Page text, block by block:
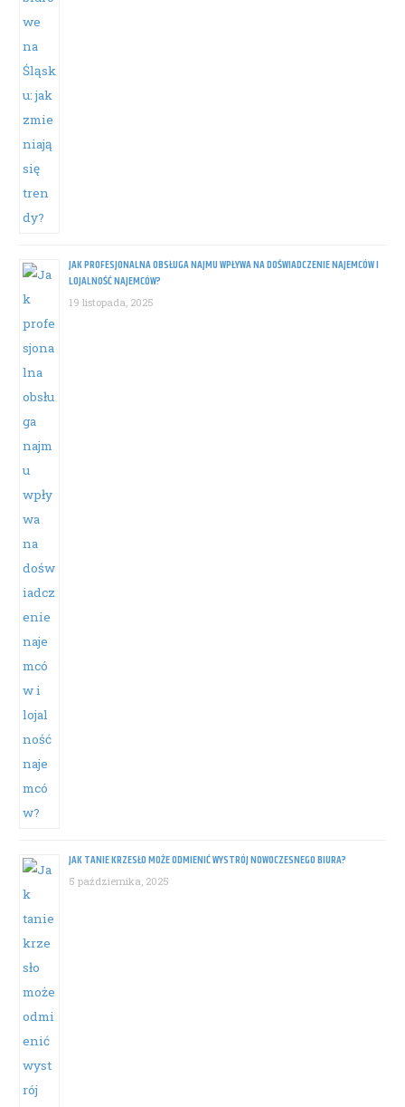
JAK PROFESJONALNA OBSŁUGA NAJMU WPŁYWA NA DOŚWIADCZENIE NAJEMCÓW I
LOJALNOŚĆ NAJEMCÓW?
19 listopada, 2025
JAK TANIE KRZESŁO MOŻE ODMIENIĆ WYSTRÓJ NOWOCZESNEGO BIURA?
5 października, 2025